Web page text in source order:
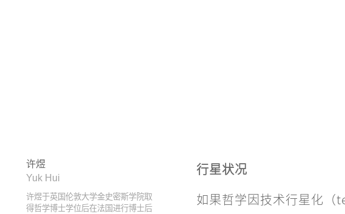
许煜
Yuk Hui
许煜于英国伦敦大学金史密斯学院取
得哲学博士学位后在法国进行博士后
行星状况
如果哲学因技术行星化